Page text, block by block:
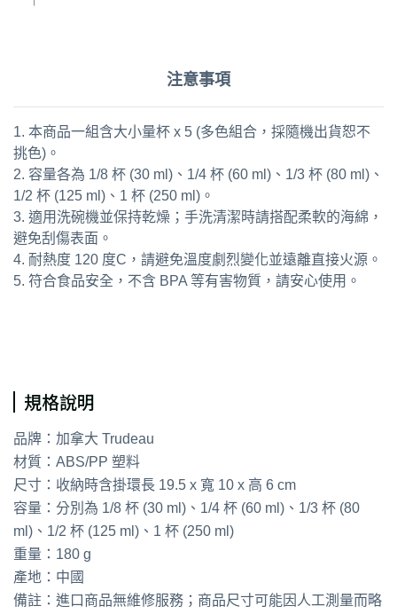
注意事項
1. 本商品一組含大小量杯 x 5 (多色組合，採隨機出貨恕不
挑色)。
2. 容量各為 1/8 杯 (30 ml)、1/4 杯 (60 ml)、1/3 杯 (80 ml)、
1/2 杯 (125 ml)、1 杯 (250 ml)。
3. 適用洗碗機並保持乾燥；手洗清潔時請搭配柔軟的海綿，
避免刮傷表面。
4. 耐熱度 120 度C，請避免溫度劇烈變化並遠離直接火源。
5. 符合食品安全，不含 BPA 等有害物質，請安心使用。
規格說明
品牌：加拿大 Trudeau
材質：ABS/PP 塑料
尺寸：收納時含掛環長 19.5 x 寬 10 x 高 6 cm
容量：分別為 1/8 杯 (30 ml)、1/4 杯 (60 ml)、1/3 杯 (80
ml)、1/2 杯 (125 ml)、1 杯 (250 ml)
重量：180 g
產地：中國
備註：進口商品無維修服務；商品尺寸可能因人工測量而略